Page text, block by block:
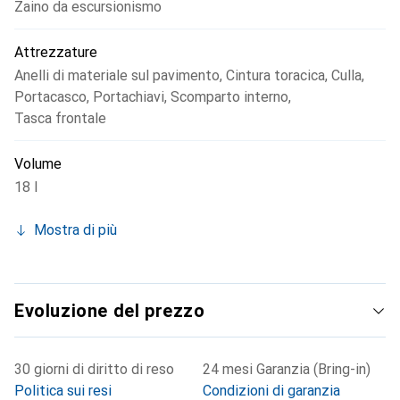
Zaino da escursionismo
Attrezzature
Anelli di materiale sul pavimento, Cintura toracica, Culla,
Portacasco, Portachiavi, Scomparto interno,
Tasca frontale
Volume
18 l
Mostra di più
Evoluzione del prezzo
30 giorni di diritto di reso
Politica sui resi
24 mesi Garanzia (Bring-in)
Condizioni di garanzia